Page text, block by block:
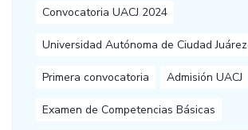
Convocatoria UACJ 2024
Universidad Autónoma de Ciudad Juárez
Primera convocatoria Admisión UACJ
Examen de Competencias Básicas